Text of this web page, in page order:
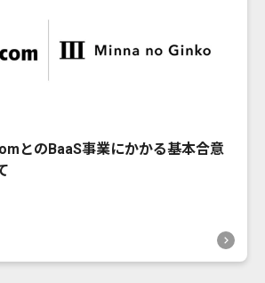
とのBaaS事業にかかる基本合意